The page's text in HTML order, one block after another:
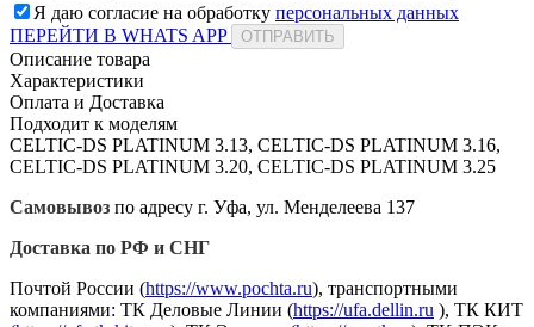
Я даю согласие на обработку персональных данных
ПЕРЕЙТИ В WHATS APP
ОТПРАВИТЬ
Описание товара
Характеристики
Оплата и Доставка
Подходит к моделям
CELTIC-DS PLATINUM 3.13, CELTIC-DS PLATINUM 3.16,
CELTIC-DS PLATINUM 3.20, CELTIC-DS PLATINUM 3.25
Самовывоз по адресу г. Уфа, ул. Менделеева 137
Доставка по РФ и СНГ
Почтой России (https://www.pochta.ru), транспортными
компаниями: ТК Деловые Линии (https://ufa.dellin.ru ), ТК КИТ